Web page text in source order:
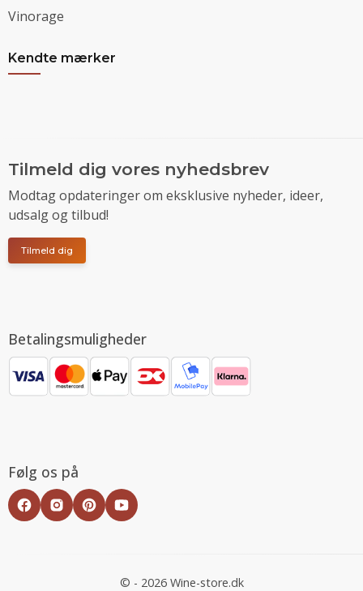
Vinorage
Kendte mærker
Tilmeld dig vores nyhedsbrev
Modtag opdateringer om eksklusive nyheder, ideer,
udsalg og tilbud!
Tilmeld dig
Betalingsmuligheder
Følg os på
© - 2026 Wine-store.dk